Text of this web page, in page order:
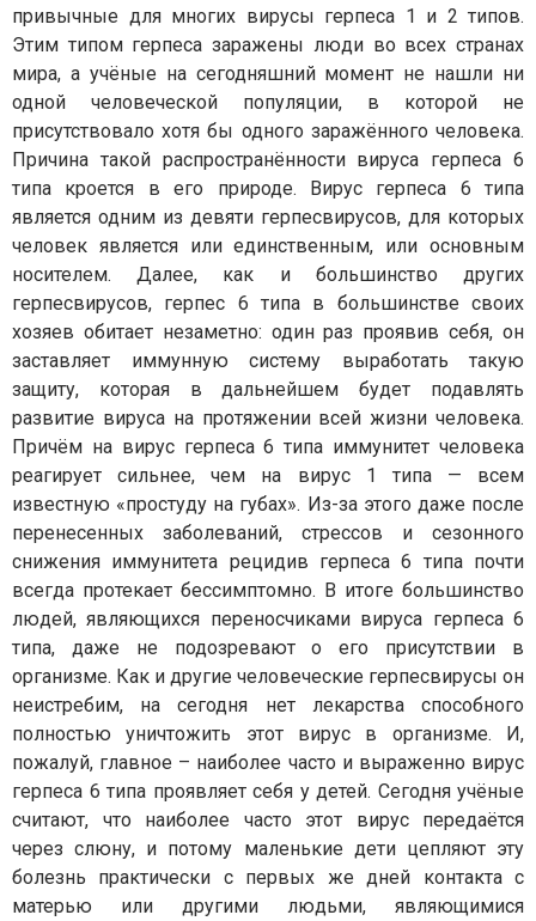
привычные для многих вирусы герпеса 1 и 2 типов.
Этим типом герпеса заражены люди во всех странах
мира, а учёные на сегодняшний момент не нашли ни
одной человеческой популяции, в которой не
присутствовало хотя бы одного заражённого человека.
Причина такой распространённости вируса герпеса 6
типа кроется в его природе. Вирус герпеса 6 типа
является одним из девяти герпесвирусов, для которых
человек является или единственным, или основным
носителем. Далее, как и большинство других
герпесвирусов, герпес 6 типа в большинстве своих
хозяев обитает незаметно: один раз проявив себя, он
заставляет иммунную систему выработать такую
защиту, которая в дальнейшем будет подавлять
развитие вируса на протяжении всей жизни человека.
Причём на вирус герпеса 6 типа иммунитет человека
реагирует сильнее, чем на вирус 1 типа — всем
известную «простуду на губах». Из-за этого даже после
перенесенных заболеваний, стрессов и сезонного
снижения иммунитета рецидив герпеса 6 типа почти
всегда протекает бессимптомно. В итоге большинство
людей, являющихся переносчиками вируса герпеса 6
типа, даже не подозревают о его присутствии в
организме. Как и другие человеческие герпесвирусы он
неистребим, на сегодня нет лекарства способного
полностью уничтожить этот вирус в организме. И,
пожалуй, главное – наиболее часто и выраженно вирус
герпеса 6 типа проявляет себя у детей. Сегодня учёные
считают, что наиболее часто этот вирус передаётся
через слюну, и потому маленькие дети цепляют эту
болезнь практически с первых же дней контакта с
матерью или другими людьми, являющимися